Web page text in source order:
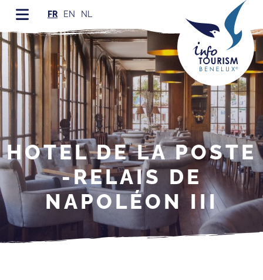
FR EN NL
HOTEL DE LA POSTE
-RELAIS DE
NAPOLÉON III